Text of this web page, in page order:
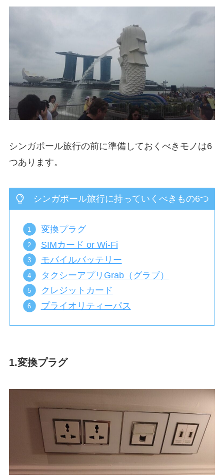
シンガポール旅行の前に準備しておくべきモノは6
つあります。
シンガポール旅行に持っていくべきもの6つ
変換プラグ
SIMカード or Wi-Fi
モバイルバッテリー
タクシーアプリGrab（グラブ）
クレジットカード
プライオリティーパス
1.変換プラグ